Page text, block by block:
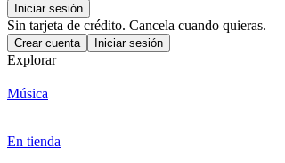
Iniciar sesión
Sin tarjeta de crédito. Cancela cuando quieras.
Crear cuenta Iniciar sesión
Explorar
Música
En tienda